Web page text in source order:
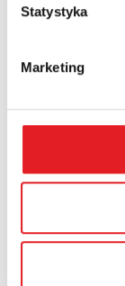
Statystyka
Marketing